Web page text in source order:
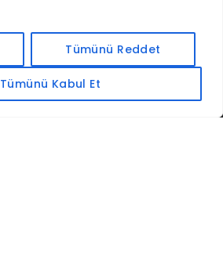
Tümünü Reddet
Tümünü Kabul Et
CADSOFTUSA MAXIMUMPCGUIDES